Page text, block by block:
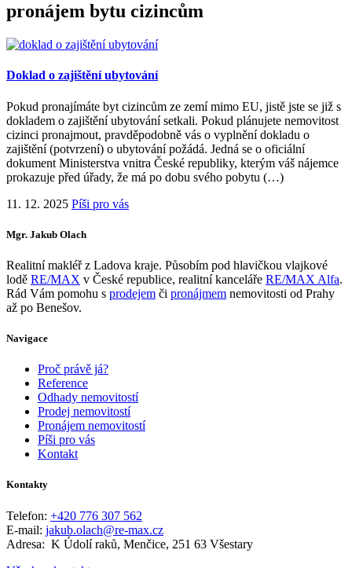
pronájem bytu cizincům
Doklad o zajištění ubytování
Pokud pronajímáte byt cizincům ze zemí mimo EU, jistě jste se již s
dokladem o zajištění ubytování setkali. Pokud plánujete nemovitost
cizinci pronajmout, pravděpodobně vás o vyplnění dokladu o
zajištění (potvrzení) o ubytování požádá. Jedná se o oficiální
dokument Ministerstva vnitra České republiky, kterým váš nájemce
prokazuje před úřady, že má po dobu svého pobytu (…)
11. 12. 2025 Píši pro vás
Mgr. Jakub Olach
Realitní makléř z Ladova kraje. Působím pod hlavičkou vlajkové
lodě RE/MAX v České republice, realitní kanceláře RE/MAX Alfa.
Rád Vám pomohu s prodejem či pronájmem nemovitosti od Prahy
až po Benešov.
Navigace
Proč právě já?
Reference
Odhady nemovitostí
Prodej nemovitostí
Pronájem nemovitostí
Píši pro vás
Kontakt
Kontakty
Telefon: +420 776 307 562
E-mail: jakub.olach@re-max.cz
Adresa: K Údolí raků, Menčice, 251 63 Všestary